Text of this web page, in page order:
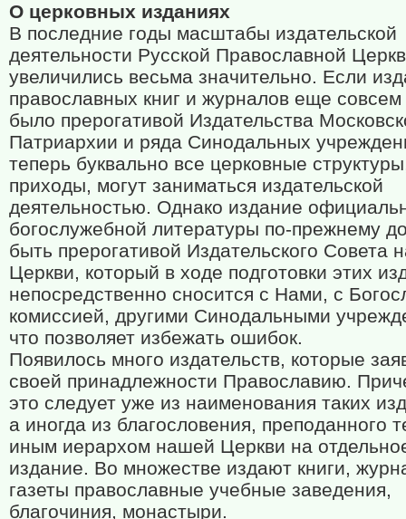
О церковных изданиях
В последние годы масштабы издательской
деятельности Русской Православной
увеличились весьма значительно. Если
православных книг и журналов еще
было прерогативой Издательства
Патриархии и ряда Синодальных
теперь буквально все церковные
приходы, могут заниматься издательской
деятельностью. Однако издание
богослужебной литературы по-прежнему
быть прерогативой Издательского Совета
Церкви, который в ходе подготовки этих
непосредственно сносится с Нами, с
комиссией, другими Синодальными
что позволяет избежать ошибок.
Появилось много издательств, которые
своей принадлежности Православию.
это следует уже из наименования таких
а иногда из благословения, преподанного
иным иерархом нашей Церкви на
издание. Во множестве издают книги,
газеты православные учебные заведения,
благочиния, монастыри.